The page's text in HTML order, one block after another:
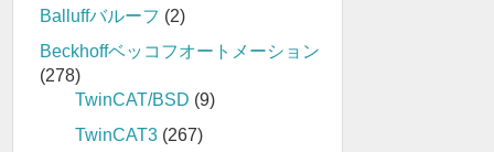
Balluffバルーフ (2)
Beckhoffベッコフオートメーション
(278)
TwinCAT/BSD (9)
TwinCAT3 (267)